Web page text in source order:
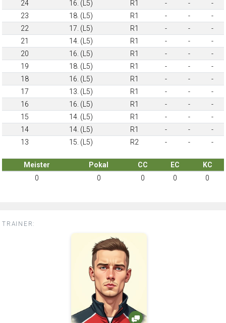
24
16. (L5) R1 - -
-
23
18. (L5) R1 - -
-
22
17. (L5) R1 - -
-
21
14. (L5) R1 - -
-
20
16. (L5) R1 - -
-
19
18. (L5) R1 - -
-
18
16. (L5) R1 - -
-
17
13. (L5) R1 - -
-
16
16. (L5) R1 - -
-
15
14. (L5) R1 - -
-
14
14. (L5) R1 - -
-
13
15. (L5) R2 - - -
Meister Pokal CC EC
KC
0
0 0 0 0
TRAINER: